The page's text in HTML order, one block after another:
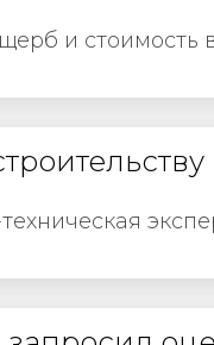
и стоимость